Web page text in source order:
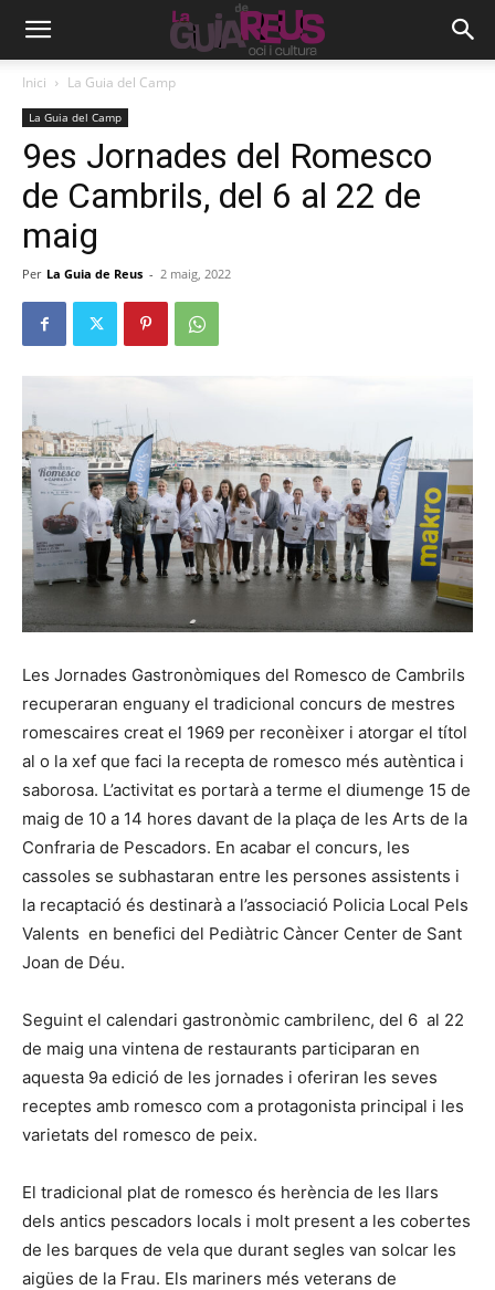
Inici La Guia del Camp
La Guia del Camp
9es Jornades del Romesco
de Cambrils, del 6 al 22 de
maig
Per La Guia de Reus - 2 maig, 2022
Les Jornades Gastronòmiques del Romesco de Cambrils
recuperaran enguany el tradicional concurs de mestres
romescaires creat el 1969 per reconèixer i atorgar el títol
al o la xef que faci la recepta de romesco més autèntica i
saborosa. L’activitat es portarà a terme el diumenge 15 de
maig de 10 a 14 hores davant de la plaça de les Arts de la
Confraria de Pescadors. En acabar el concurs, les
cassoles se subhastaran entre les persones assistents i
la recaptació és destinarà a l’associació Policia Local Pels
Valents en benefici del Pediàtric Càncer Center de Sant
Joan de Déu.
Seguint el calendari gastronòmic cambrilenc, del 6 al 22
de maig una vintena de restaurants participaran en
aquesta 9a edició de les jornades i oferiran les seves
receptes amb romesco com a protagonista principal i les
varietats del romesco de peix.
El tradicional plat de romesco és herència de les llars
dels antics pescadors locals i molt present a les cobertes
de les barques de vela que durant segles van solcar les
aigües de la Frau. Els mariners més veterans de